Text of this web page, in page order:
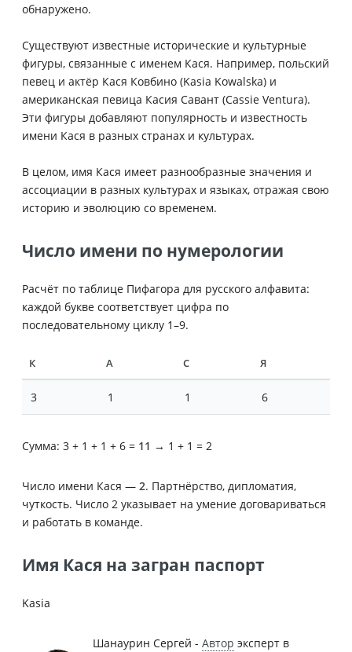
обнаружено.
Существуют известные исторические и культурные
фигуры, связанные с именем Кася. Например, польский
певец и актёр Кася Ковбино (Kasia Kowalska) и
американская певица Касия Савант (Cassie Ventura).
Эти фигуры добавляют популярность и известность
имени Кася в разных странах и культурах.
В целом, имя Кася имеет разнообразные значения и
ассоциации в разных культурах и языках, отражая свою
историю и эволюцию со временем.
Число имени по нумерологии
Расчёт по таблице Пифагора для русского алфавита:
каждой букве соответствует цифра по
последовательному циклу 1–9.
К А С Я
3 1 1 6
Сумма: 3 + 1 + 1 + 6 = 11 → 1 + 1 = 2
Число имени Кася — 2. Партнёрство, дипломатия,
чуткость. Число 2 указывает на умение договариваться
и работать в команде.
Имя Кася на загран паспорт
Kasia
Шанаурин Сергей - Автор эксперт в